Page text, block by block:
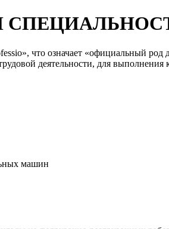
что означает «официальный
деятельности, для
машин